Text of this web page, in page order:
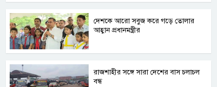
দেশকে আরো সবুজ করে গড়ে তোলার
আহ্বান প্রধানমন্ত্রীর
রাজশাহীর সঙ্গে সারা দেশের বাস চলাচল
বন্ধ